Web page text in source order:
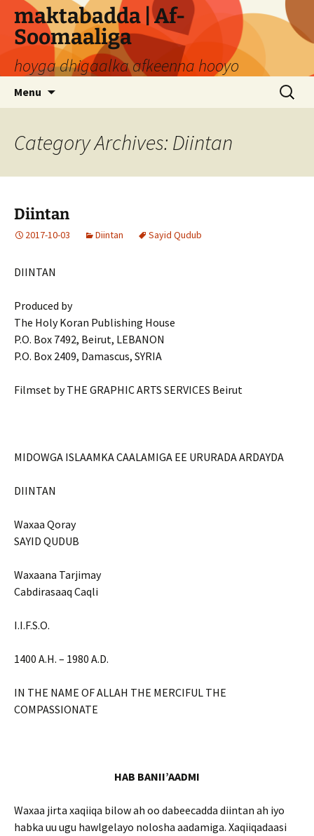
Skip
content
maktabadda | Af-
Soomaaliga
hoyga dhigaalka afkeenna hooyo
Menu
Search
for:
Category Archives: Diintan
Diintan
2017-10-03 Diintan Sayid Qudub
DIINTAN
Produced by
The Holy Koran Publishing House
P.O. Box 7492, Beirut, LEBANON
P.O. Box 2409, Damascus, SYRIA
Filmset by THE GRAPHIC ARTS SERVICES Beirut
MIDOWGA ISLAAMKA CAALAMIGA EE URURADA ARDAYDA
DIINTAN
Waxaa Qoray
SAYID QUDUB
Waxaana Tarjimay
Cabdirasaaq Caqli
I.I.F.S.O.
1400 A.H. – 1980 A.D.
IN THE NAME OF ALLAH THE MERCIFUL THE
COMPASSIONATE
HAB BANII’AADMI
Waxaa jirta xaqiiqa bilow ah oo dabeecadda diintan ah iyo
habka uu ugu hawlgelayo nolosha aadamiga. Xaqiiqadaasi